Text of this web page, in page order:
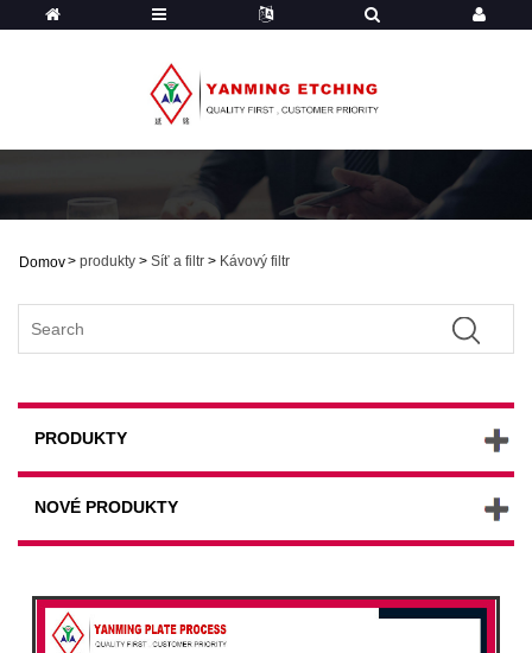
Domov> produkty > Síť a filtr > Kávový filtr
PRODUKTY
NOVÉ PRODUKTY